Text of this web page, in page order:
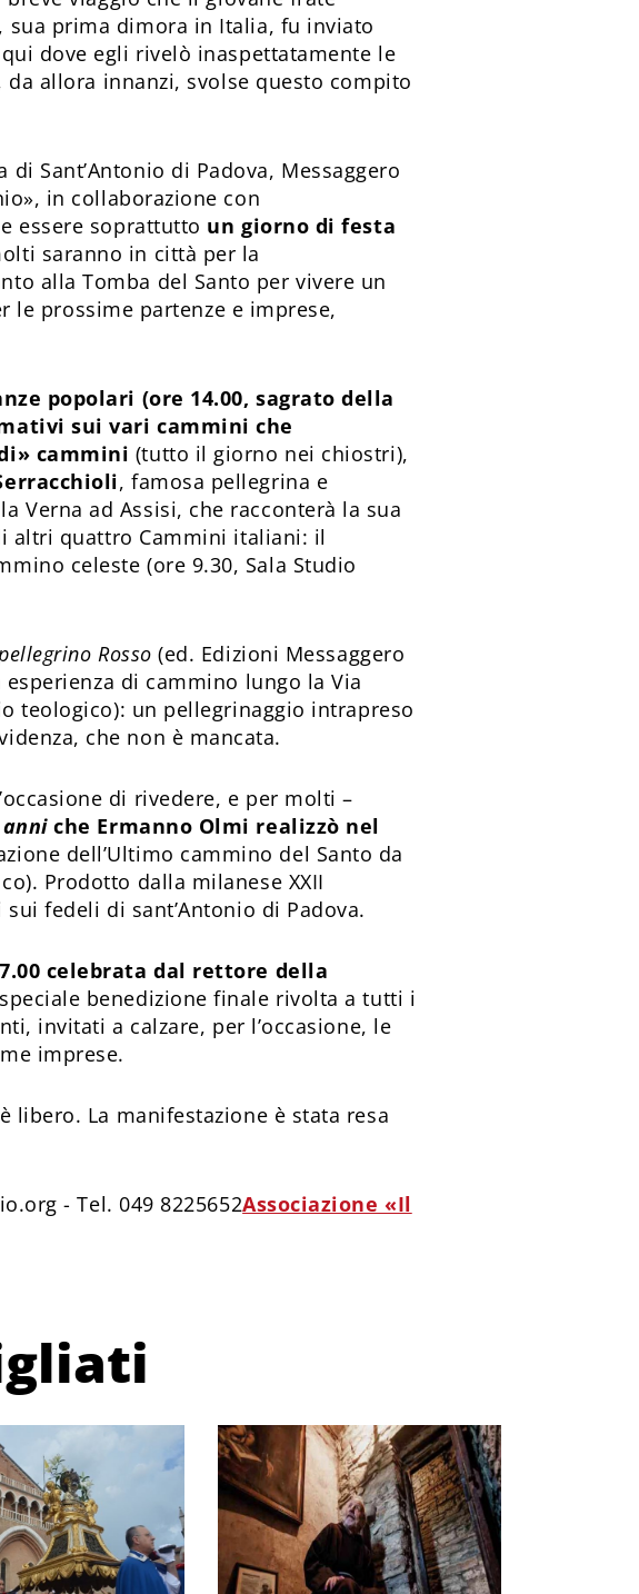
sua prima dimora in Italia, fu inviato
qui dove egli rivelò inaspettatamente le
allora innanzi, svolse questo compito
Sant’Antonio di Padova, Messaggero
in collaborazione con
essere soprattutto un giorno di festa
saranno in città per la
alla Tomba del Santo per vivere un
le prossime partenze e imprese,
popolari (ore 14.00, sagrato della
sui vari cammini che
cammini (tutto il giorno nei chiostri),
, famosa pellegrina e
Verna ad Assisi, che racconterà la sua
altri quattro Cammini italiani: il
celeste (ore 9.30, Sala Studio
Rosso (ed. Edizioni Messaggero
di cammino lungo la Via
teologico): un pellegrinaggio intrapreso
che non è mancata.
di rivedere, e per molti –
anniche Ermanno Olmi realizzò nel
dell’Ultimo cammino del Santo da
Prodotto dalla milanese XXII
fedeli di sant’Antonio di Padova.
celebrata dal rettore della
benedizione finale rivolta a tutti i
invitati a calzare, per l’occasione, le
imprese.
libero. La manifestazione è stata resa
- Tel. 049 8225652Associazione «Il